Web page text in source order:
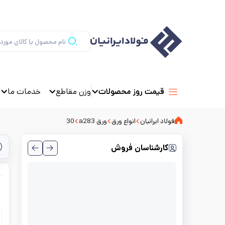
قیمت روز محصولات وزن مقاطع خدمات ما
فولاد ایرانیان انواع ورق ورق a283 30
کارشناسان فروش